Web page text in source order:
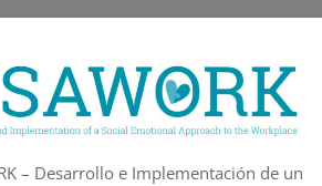
– Desarrollo e Implementación de un